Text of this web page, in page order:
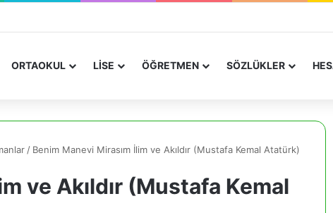
ORTAOKUL LİSE ÖĞRETMEN SÖZLÜKLER
/ Benim Manevi Mirasım İlim ve Akıldır (Mustafa Kemal Atatürk)
ve Akıldır (Mustafa Kemal